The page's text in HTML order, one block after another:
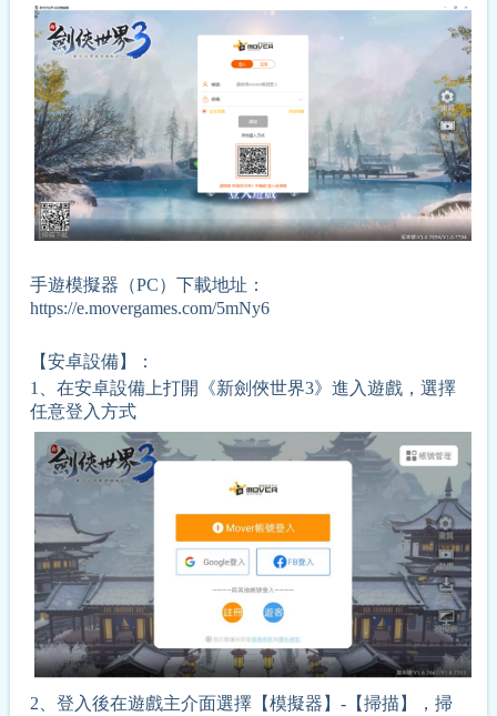
手遊模擬器（PC）下載地址：
https://e.movergames.com/5mNy6
【安卓設備】：
1、在安卓設備上打開《新劍俠世界3》進入遊戲，選擇
任意登入方式
2、登入後在遊戲主介面選擇【模擬器】-【掃描】，掃